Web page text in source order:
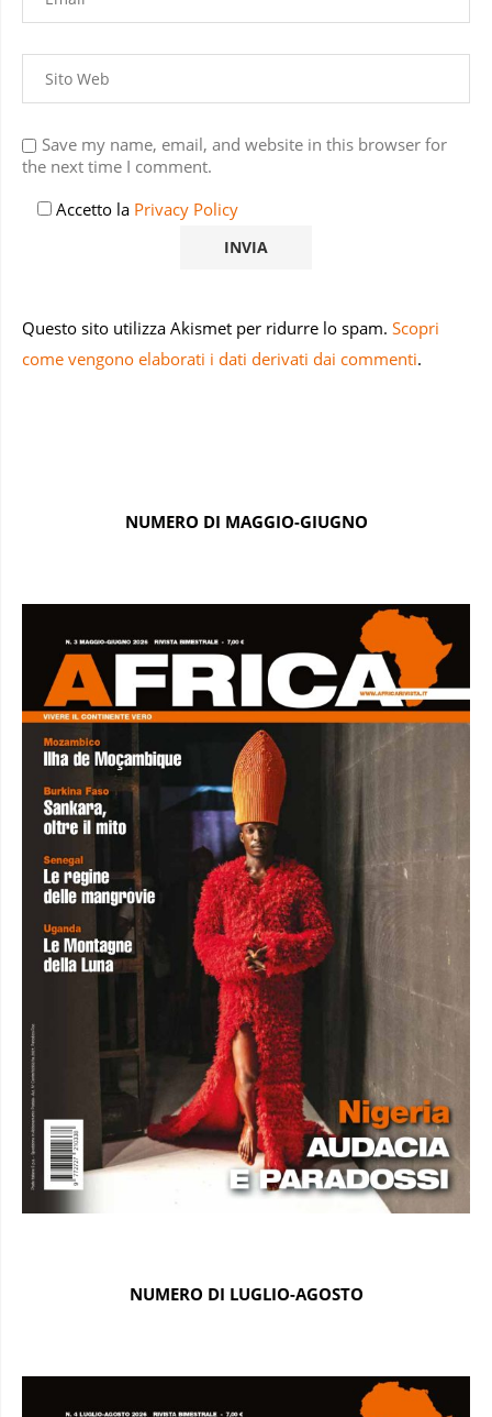
the next time I comment.
come vengono elaborati i dati derivati dai commenti.